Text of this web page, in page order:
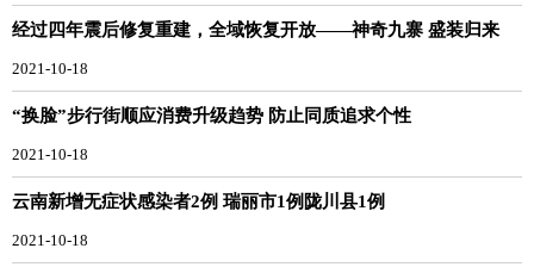
经过四年震后修复重建，全域恢复开放——神奇九寨 盛装归来
2021-10-18
“换脸”步行街顺应消费升级趋势 防止同质追求个性
2021-10-18
云南新增无症状感染者2例 瑞丽市1例陇川县1例
2021-10-18